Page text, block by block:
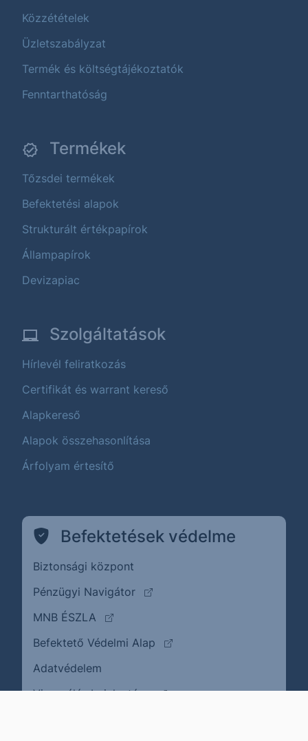
Közzétételek
Üzletszabályzat
Termék és költségtájékoztatók
Fenntarthatóság
Termékek
Tőzsdei termékek
Befektetési alapok
Strukturált értékpapírok
Állampapírok
Devizapiac
Szolgáltatások
Hírlevél feliratkozás
Certifikát és warrant kereső
Alapkereső
Alapok összehasonlítása
Árfolyam értesítő
Befektetések védelme
Biztonsági központ
Pénzügyi Navigátor
(külső oldalra ugrik)
MNB ÉSZLA
(külső oldalra ugrik)
Befektető Védelmi Alap
(külső oldalra ugrik)
Adatvédelem
Visszaélés bejelentése(külső oldalra ugrik)